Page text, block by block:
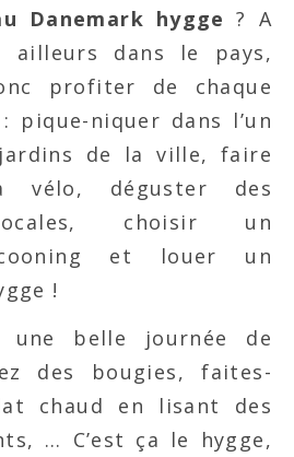
Danemark hygge ? A
ailleurs dans le pays,
profiter de chaque
pique-niquer dans l’un
de la ville, faire
vélo, déguster des
choisir un
et louer un
!
une belle journée de
des bougies, faites-
chaud en lisant des
… C’est ça le hygge,